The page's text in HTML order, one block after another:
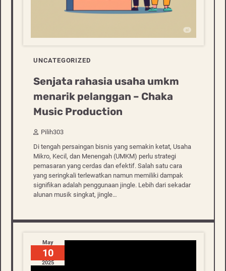
UNCATEGORIZED
Senjata rahasia usaha umkm
menarik pelanggan – Chaka
Music Production
Pilih303
Di tengah persaingan bisnis yang semakin ketat, Usaha
Mikro, Kecil, dan Menengah (UMKM) perlu strategi
pemasaran yang cerdas dan efektif. Salah satu cara
yang seringkali terlewatkan namun memiliki dampak
signifikan adalah penggunaan jingle. Lebih dari sekadar
alunan musik singkat, jingle…
May
10
2025